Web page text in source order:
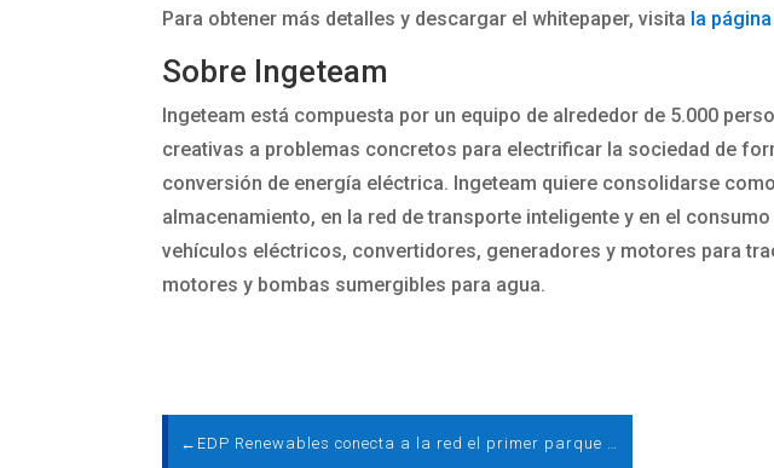
Para obtener más detalles y descargar el whitepaper, visita la
Sobre Ingeteam
Ingeteam está compuesta por un equipo de alrededor de 5.000
creativas a problemas concretos para electrificar la sociedad de
conversión de energía eléctrica. Ingeteam quiere consolidarse
almacenamiento, en la red de transporte inteligente y en el
vehículos eléctricos, convertidores, generadores y motores para
motores y bombas sumergibles para agua.
← EDP Renewables conecta a la red el primer parque híbrido eólico-solar de España